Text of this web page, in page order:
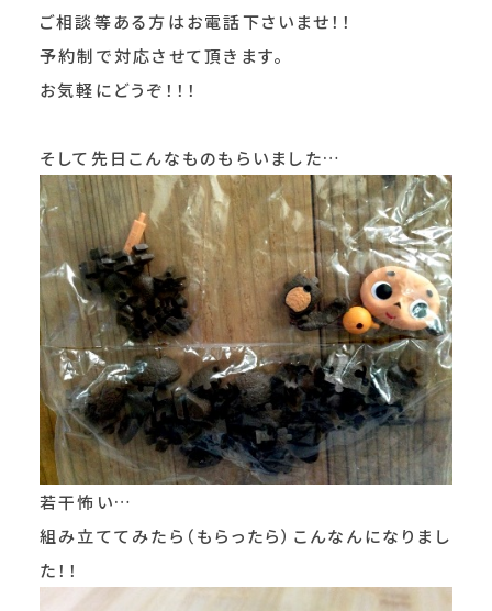
ご相談等ある方はお電話下さいませ！！
予約制で対応させて頂きます。
お気軽にどうぞ！！！
そして先日こんなものもらいました…
若干怖い…
組み立ててみたら（もらったら）こんなんになりまし
た！！